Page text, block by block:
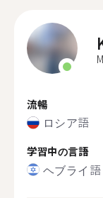
流暢
ロシア語
学習中の言語
ヘブライ語